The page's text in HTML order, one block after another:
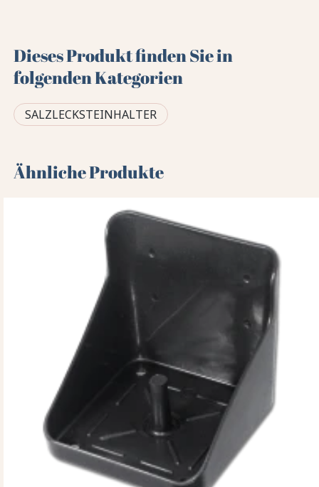
Dieses Produkt finden Sie in
folgenden Kategorien
SALZLECKSTEINHALTER
Ähnliche Produkte